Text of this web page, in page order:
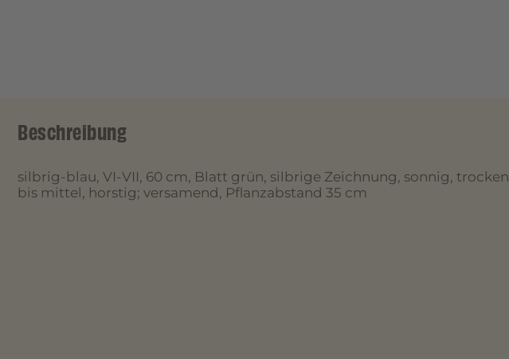
Beschreibung
silbrig-blau, VI-VII, 60 cm, Blatt grün, silbrige Zeichnung, sonnig, trocken
bis mittel, horstig; versamend, Pflanzabstand 35 cm